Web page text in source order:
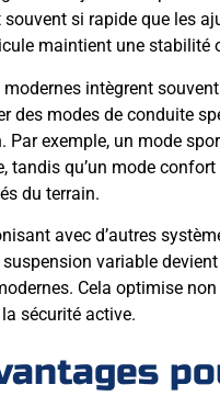
souvent si rapide que les
maintient une
modernes intègrent
des modes de conduite
Par exemple, un mode
tandis qu’un mode
du terrain.
avec d’autres
variable
Cela optimise
sécurité active.